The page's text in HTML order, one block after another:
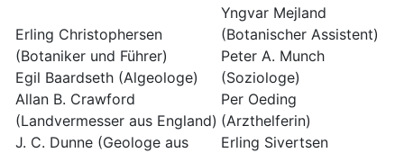
Erling Christophersen
(Botaniker und Führer)
Egil Baardseth (Algeologe)
Allan B. Crawford
(Landvermesser aus England)
J. C. Dunne (Geologe aus
Yngvar Mejland
(Botanischer Assistent)
Peter A. Munch
(Soziologe)
Per Oeding
(Arzthelferin)
Erling Sivertsen